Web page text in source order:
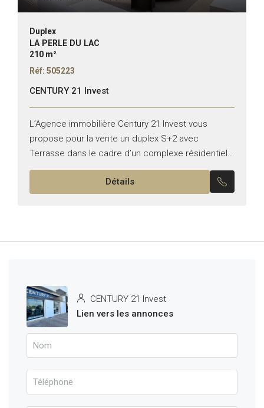
Duplex
LA PERLE DU LAC
210 m²
Réf: 505223
CENTURY 21 Invest
L’Agence immobilière Century 21 Invest vous
propose pour la vente un duplex S+2 avec
Terrasse dans le cadre d’un complexe résidentiel
de luxe en bord de lac, situé dans la nouvelle
Détails
CENTURY 21 Invest
Lien vers les annonces